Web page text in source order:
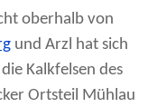
oberhalb von
und Arzl hat sich
Kalkfelsen des
Ortsteil Mühlau